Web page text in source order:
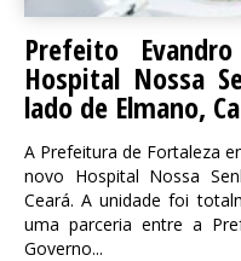
Prefeito
Hospital Nossa
lado de Elmano,
A Prefeitura de Fortaleza
novo Hospital Nossa
Ceará. A unidade foi
uma parceria entre a
Governo...